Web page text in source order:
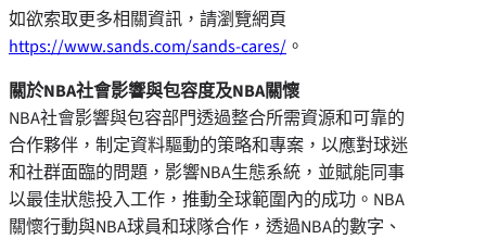
如欲索取更多相關資訊，請瀏覽網頁
https://www.sands.com/sands-cares/ 。
關於NBA社會影響與包容度及NBA關懷
NBA社會影響與包容部門透過整合所需資源和可靠的
合作夥伴，制定資料驅動的策略和專案，以應對球迷
和社群面臨的問題，影響NBA生態系統，並賦能同事
以最佳狀態投入工作，推動全球範圍內的成功。NBA
關懷行動與NBA球員和球隊合作，透過NBA的數字、